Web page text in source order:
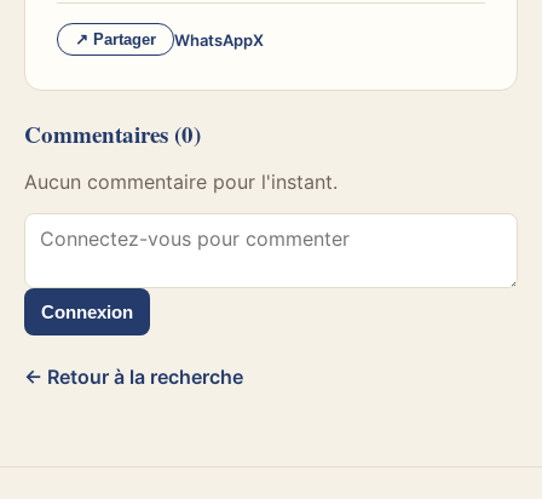
↗ Partager WhatsAppX
Commentaires (0)
Aucun commentaire pour l'instant.
Connexion
← Retour à la recherche